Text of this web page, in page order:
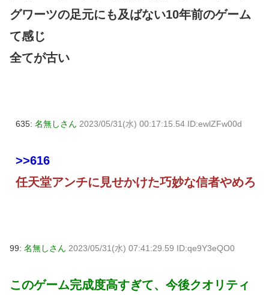
グワーツの足元にも及ばない10年前のゲーム
て感じ
全てが古い
635: 名無しさん 2023/05/31(水) 00:17:15.54 ID:ewlZFw00d
>>616
任天堂アンチに見せかけた巧妙な信者やめろ
99: 名無しさん 2023/05/31(水) 07:41:29.59 ID:qe9Y3eQO0
このゲーム完成度高すぎて、今後クオリティ